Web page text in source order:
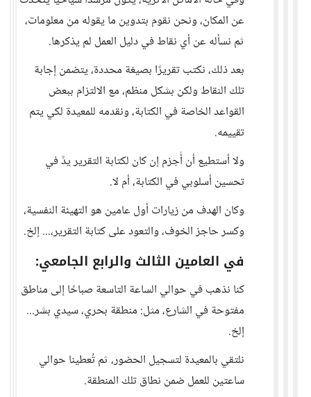
عن المكان، ونحن نقوم بتدوين ما يقوله من معلومات،
ثم نسأله عن أي نقاط في دليل العمل لم يذكرها.
بعد ذلك، نكتب تقريرًا بصيغة محددة، يتضمن إجابة
تلك النقاط ولكن بشكل منظم، مع الالتزام ببعض
القواعد الخاصة في الكتابة، ونقدمه للمعيدة لكي يتم
تقييمه.
ولا أستطيع أن أُجزم إن كان لكتابة التقرير يدً في
تحسين أسلوبي في الكتابة، أم لا.
وكان الهدف من زيارات أول عامين هو التهيئة النفسية،
وكسر حاجز الخوف، والتعود على كتابة التقرير،... إلخ.
في العامين الثالث والرابع الجامعي:
كنا نذهب في حوالي الساعة التاسعة صباحًا إلى مناطق
مفتوحة في الشارع، مثل: منطقة بحري، سيدي بشر...
إلخ.
نلتقي بالمعيدة لتسجيل الحضور، ثم تُعطينا حوالي
ساعتين للعمل ضمن نطاق تلك المنطقة.